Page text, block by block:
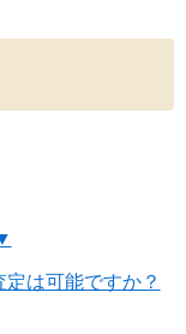
は可能ですか？